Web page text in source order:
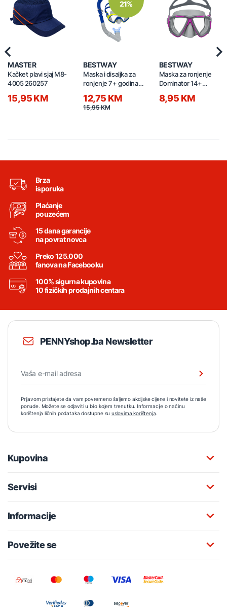
MASTER
Kačket plavi sjaj M8-
4005 260257
15,95 KM
21%
BESTWAY
Maska i disaljka za
ronjenje 7+ godina
12,75 KM
15,95 KM
BESTWAY
Maska za ronjenje
Dominator 14+
8,95 KM
Previous
Brza
isporuka
Plaćanje
pouzećem
15 dana garancije
na povrat novca
Preko 125.000
fanova na Facebooku
100% sigurna kupovina
10 fizičkih prodajnih centara
PENNYshop.ba Newsletter
Prijavom pristajete da vam povremeno šaljemo akcijske cijene i novitete iz naše
ponude. Možete se odjaviti u bilo kojem trenutku. Informacije o načinu
korištenja ličnih podataka dostupne su uslovima korištenja.
Kupovina
Servisi
Informacije
Povežite se